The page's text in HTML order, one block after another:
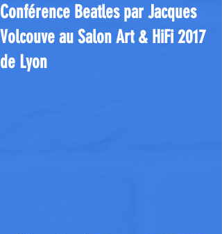
Conférence Beatles par Jacques
Volcouve au Salon Art & HiFi 2017
de Lyon